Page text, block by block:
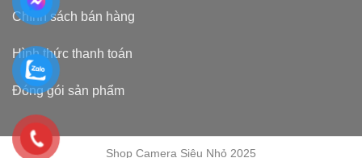
Chính sách bán hàng
Hình thức thanh toán
Đóng gói sản phẩm
Shop Camera Siêu Nhỏ 2025